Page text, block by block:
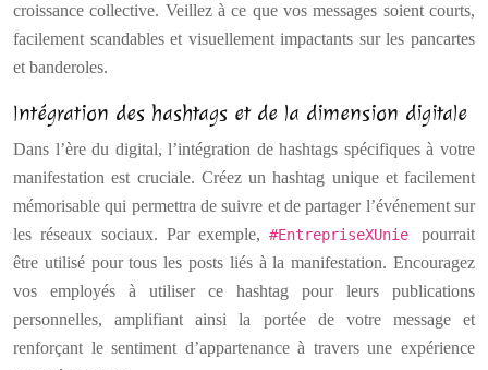
croissance collective. Veillez à ce que vos messages soient courts,
facilement scandables et visuellement impactants sur les pancartes
et banderoles.
Intégration des hashtags et de la dimension digitale
Dans l’ère du digital, l’intégration de hashtags spécifiques à votre
manifestation est cruciale. Créez un hashtag unique et facilement
mémorisable qui permettra de suivre et de partager l’événement sur
les réseaux sociaux. Par exemple, #EntrepriseXUnie pourrait
être utilisé pour tous les posts liés à la manifestation. Encouragez
vos employés à utiliser ce hashtag pour leurs publications
personnelles, amplifiant ainsi la portée de votre message et
renforçant le sentiment d’appartenance à travers une expérience